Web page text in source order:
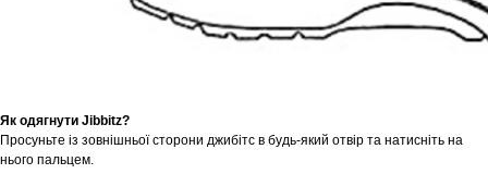
Як одягнути Jibbitz?
Просуньте із зовнішньої сторони джибітс в будь-який отвір та натисніть на
нього пальцем.